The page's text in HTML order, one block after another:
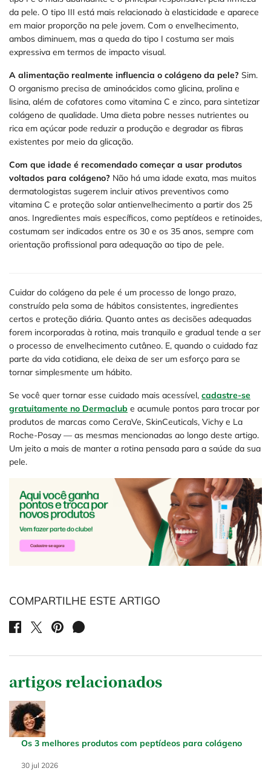
da pele. O tipo III está mais relacionado à elasticidade e aparece
em maior proporção na pele jovem. Com o envelhecimento,
ambos diminuem, mas a queda do tipo I costuma ser mais
expressiva em termos de impacto visual.
A alimentação realmente influencia o colágeno da pele? Sim.
O organismo precisa de aminoácidos como glicina, prolina e
lisina, além de cofatores como vitamina C e zinco, para sintetizar
colágeno de qualidade. Uma dieta pobre nesses nutrientes ou
rica em açúcar pode reduzir a produção e degradar as fibras
existentes por meio da glicação.
Com que idade é recomendado começar a usar produtos
voltados para colágeno? Não há uma idade exata, mas muitos
dermatologistas sugerem incluir ativos preventivos como
vitamina C e proteção solar antienvelhecimento a partir dos 25
anos. Ingredientes mais específicos, como peptídeos e retinoides,
costumam ser indicados entre os 30 e os 35 anos, sempre com
orientação profissional para adequação ao tipo de pele.
Cuidar do colágeno da pele é um processo de longo prazo,
construído pela soma de hábitos consistentes, ingredientes
certos e proteção diária. Quanto antes as decisões adequadas
forem incorporadas à rotina, mais tranquilo e gradual tende a ser
o processo de envelhecimento cutâneo. E, quando o cuidado faz
parte da vida cotidiana, ele deixa de ser um esforço para se
tornar simplesmente um hábito.
Se você quer tornar esse cuidado mais acessível, cadastre-se
gratuitamente no Dermaclub e acumule pontos para trocar por
produtos de marcas como CeraVe, SkinCeuticals, Vichy e La
Roche-Posay — as mesmas mencionadas ao longo deste artigo.
Um jeito a mais de manter a rotina pensada para a saúde da sua
pele.
COMPARTILHE ESTE ARTIGO
SHARE ON FACEBOOK
SHARE ON TWITTER
SHARE ON PINTEREST
SHARE ON WHATSAPP
artigos relacionados
Os 3 melhores produtos com peptídeos para colágeno
Creation Date:
30 jul 2026
Update Date: